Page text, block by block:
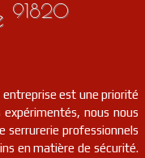
91820
est une priorité
nous nous
serrurerie professionnels
en matière de sécurité.